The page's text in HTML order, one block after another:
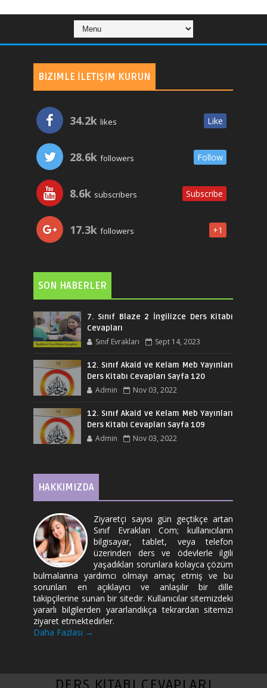
BIZIMLE İLETIŞIM KURUN
34.2k likes Like
28.6k followers Follow
8.6k subscribers Subscribe
17.3k followers +1
SON HABERLER
7. Sınıf Blaze 2 İngilizce Ders Kitabı
Cevapları
Sınıf Evrakları Sept 14, 2023
12. Sınıf Akaid ve Kelam Meb Yayınları
Ders Kitabı Cevapları Sayfa 120
Admin Nov 03, 2022
12. Sınıf Akaid ve Kelam Meb Yayınları
Ders Kitabı Cevapları Sayfa 109
Admin Nov 03, 2022
HAKKIMIZDA
Ziyaretçi sayısı gün geçtikçe artan
Sınıf Evrakları Com; kullanıcıların
bilgisayar, tablet, veya telefon
üzerinden ders ve ödevlerle ilgili
yaşadıkları sorunlara kolayca çözüm
bulmalarına yardımcı olmayı amaç etmiş ve bu
sorunları en açıklayıcı ve anlaşılır bir dille
takipçilerine sunan bir sitedir. Kullanıcılar sitemizdeki
yararlı bilgilerden yararlandıkça tekrardan sitemizi
ziyaret etmektedirler.
Daha Fazlası →